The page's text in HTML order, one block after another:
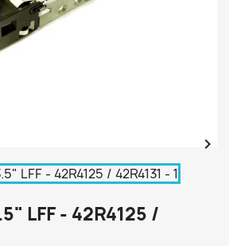

LFF - 42R4125 /